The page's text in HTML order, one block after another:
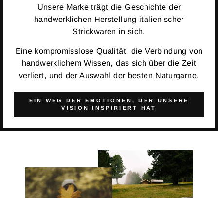
Unsere Marke trägt die Geschichte der
handwerklichen Herstellung italienischer
Strickwaren in sich.
Eine kompromisslose Qualität: die Verbindung von
handwerklichem Wissen, das sich über die Zeit
verliert, und der Auswahl der besten Naturgarne.
EIN WEG DER EMOTIONEN, DER UNSERE
VISION INSPIRIERT HAT